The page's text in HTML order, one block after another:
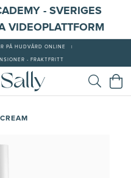
- SVERIGES
VIDEOPLATTFORM
PÅ HUDVÅRD ONLINE
- FRAKTFRITT